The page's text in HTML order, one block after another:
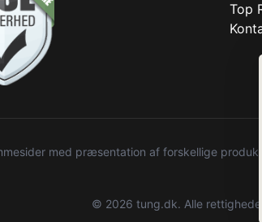
Top
med præsentation af forskellige
© 2026 tung.dk. Alle